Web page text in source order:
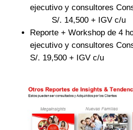
ejecutivo y consultores
S/. 14,500 + IGV c/u
Reporte + Workshop de 4
ejecutivo y consultores
S/. 19,500 + IGV c/u